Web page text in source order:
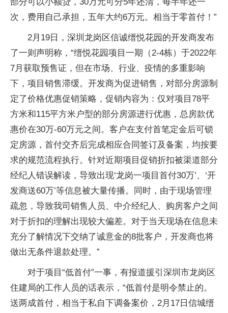
次，费用自己承担，五年大约6万元。相当于零首付！”
2月19日，深圳龙岗区信诚缙悦花园的开发商发布
了一则声明称，“缙悦花园项目一期（2-4栋）于2022年
7月获取预售证，但在市场、行业、疫情的多重影响
下，项目销售滞缓。开发商为促进销售，对部分房源制
定了价格优惠促销策略，促销内容为：仅对项目78平
方米和115平方米户型的部分房源进行优惠，总房款优
惠价在30万-60万元之间。客户在支付首笔定金后可锁
定房源，首付交齐后完成相应合同签订及备案，均按要
求的规范流程执行。针对近期项目促销折扣被渠道部分
经纪人错误解读，导致出现‘龙岗一项目首付30万’、‘开
发商送60万’等信息被大量传播。同时，由于现场管理
疏忽，导致我司销售人员、中介经纪人、购房客户之间
对于折扣的理解出现较大偏差。对于当天现场在信息未
充分了解情况下交纳了诚意金的8批客户，开发商也将
做出无条件退款处理。”
对于项目“低首付”一事，有报道援引深圳市龙岗区
住建局的工作人员的话表示，“低首付是明令禁止的。
送两成首付，相当于私自下调备案价，2月17日信城缙